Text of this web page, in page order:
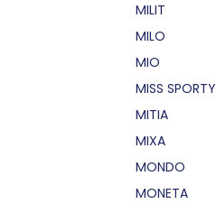
MILIT
MILO
MIO
MISS SPORTY
MITIA
MIXA
MONDO
MONETA